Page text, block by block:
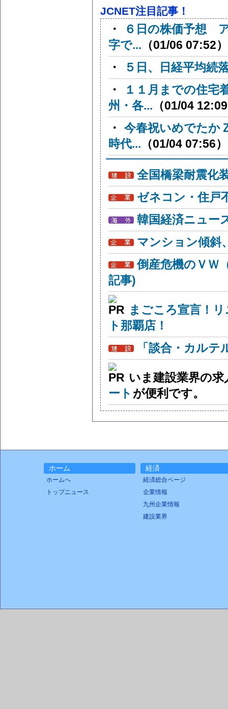
JCNET注目記事！
・
６日の株価予想
字で... （01/06 07:52）
・
５日、日経平均
・
１１月までの住宅
州・各... （01/04
・ 今春祝いめでた
時代... （01/04 07:56）
全国橋梁耐震化
ゼネコン・住戸
韓国経済ニュー
マンション傾斜
倒産危機のＶＷ
記事)
まごころ宣言！
ト那覇店！
「談合・カル
いま建設業界の
ート が便利です。
ホーム
ホームへ
トップニュース
経済
経済総合ページ
企業情報
九州企業情報
建設業界